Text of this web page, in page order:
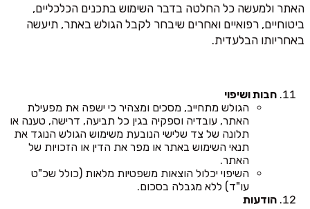
האתר ולמעשה כל החלטה בדבר השימוש בתכנים הכלכליים,
ביטוחיים, רפואיים ואחרים שיבחר לקבל הגולש באתר, תיעשה
באחריותו הבלעדית.
חבות ושיפוי
הגולש מתחייב, מסכים ומצהיר כי ישפה את מפעילת
האתר, עובדיה וספקיה בגין כל תביעה, דרישה, טענה או
תלונה של צד שלישי הנובעת משימוש הגולש הנוגד את
תנאי השימוש באתר או מפר את הדין או הזכויות של
האתר.
השיפוי יכלול הוצאות משפטיות מלאות (כולל שכ"ט
עו"ד) ללא מגבלה בסכום.
הודעות